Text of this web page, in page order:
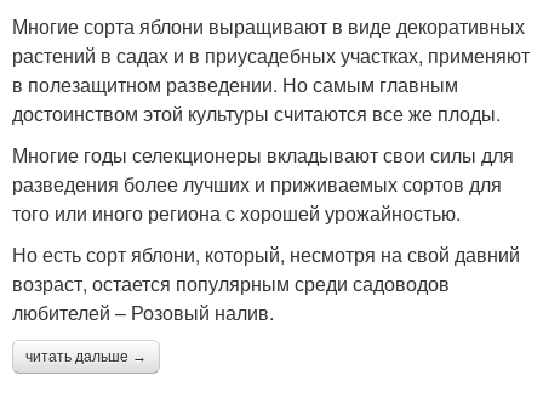
Многие сорта яблони выращивают в виде декоративных
растений в садах и в приусадебных участках, применяют
в полезащитном разведении. Но самым главным
достоинством этой культуры считаются все же плоды.
Многие годы селекционеры вкладывают свои силы для
разведения более лучших и приживаемых сортов для
того или иного региона с хорошей урожайностью.
Но есть сорт яблони, который, несмотря на свой давний
возраст, остается популярным среди садоводов
любителей – Розовый налив.
читать дальше →